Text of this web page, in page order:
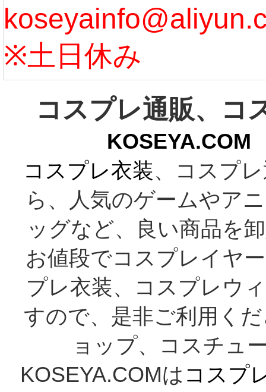
う...
※土日休み
コスプレ通販、コ
コスプレ衣装、コスプ
ら、人気のゲームやア
ッグなど、良い商品を
お値段でコスプレイヤ
プレ衣装、コスプレウ
すので、是非ご利用く
ョップ、コスチュ
KOSEYA.COMは コスプ